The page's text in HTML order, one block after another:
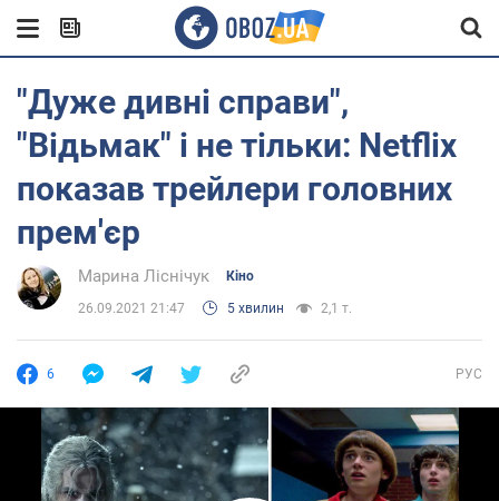
"Дуже дивні справи",
"Відьмак" і не тільки: Netflix
показав трейлери головних
прем'єр
Марина Ліснічук Кіно
26.09.2021 21:47 5 хвилин 2,1 т.
6 РУС